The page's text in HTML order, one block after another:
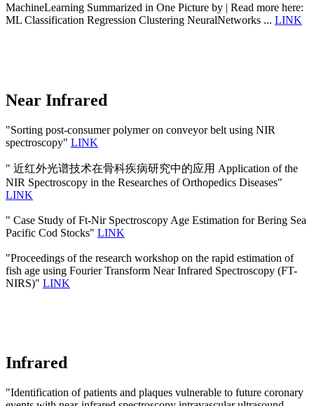
MachineLearning Summarized in One Picture by | Read more here:
ML Classification Regression Clustering NeuralNetworks ... LINK
Near Infrared
"Sorting post-consumer polymer on conveyor belt using NIR
spectroscopy" LINK
" 近红外光谱技术在骨科疾病研究中的应用 Application of the
NIR Spectroscopy in the Researches of Orthopedics Diseases"
LINK
" Case Study of Ft-Nir Spectroscopy Age Estimation for Bering Sea
Pacific Cod Stocks" LINK
"Proceedings of the research workshop on the rapid estimation of
fish age using Fourier Transform Near Infrared Spectroscopy (FT-
NIRS)" LINK
Infrared
"Identification of patients and plaques vulnerable to future coronary